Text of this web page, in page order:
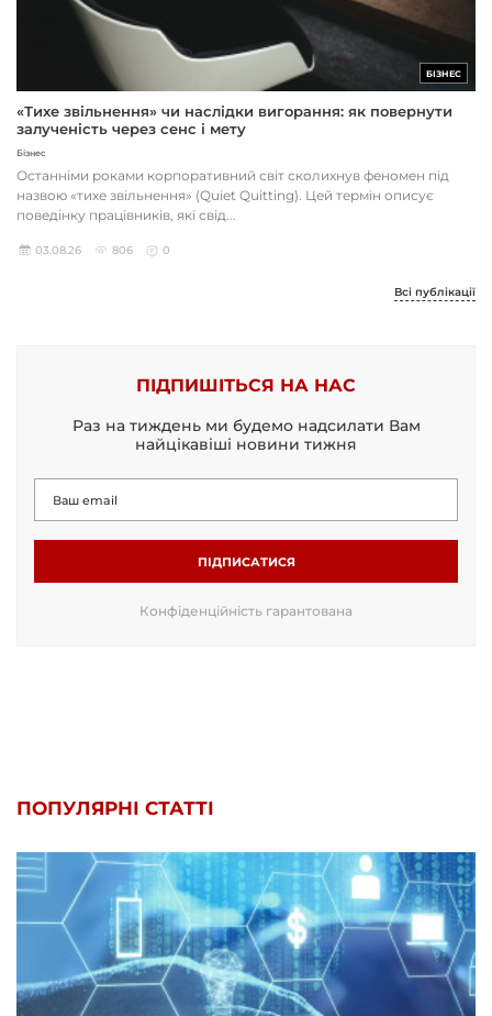
БІЗНЕС
«Тихе звільнення» чи наслідки вигорання: як повернути
залученість через сенс і мету
Бізнес
Останніми роками корпоративний світ сколихнув феномен під
назвою «тихе звільнення» (Quiet Quitting). Цей термін описує
поведінку працівників, які свід...
03.08.26 806 0
Всі публікації
ПІДПИШІТЬСЯ НА НАС
Раз на тиждень ми будемо надсилати Вам
найцікавіші новини тижня
ПІДПИСАТИСЯ
Конфіденційність гарантована
ПОПУЛЯРНІ СТАТТІ